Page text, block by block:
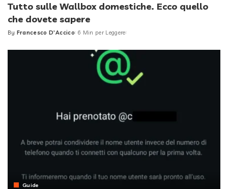
Tutto sulle Wallbox domestiche. Ecco quello
che dovete sapere
Posted
By Francesco D'Accico 6 Min per Leggere
Guide